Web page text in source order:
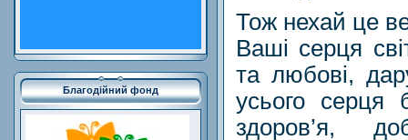
Благодійний фонд
Тож нехай це
Ваші серця
та любові,
усього серця
здоров’я,